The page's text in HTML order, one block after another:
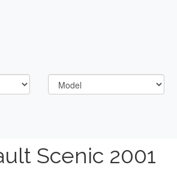
Scenic 2001